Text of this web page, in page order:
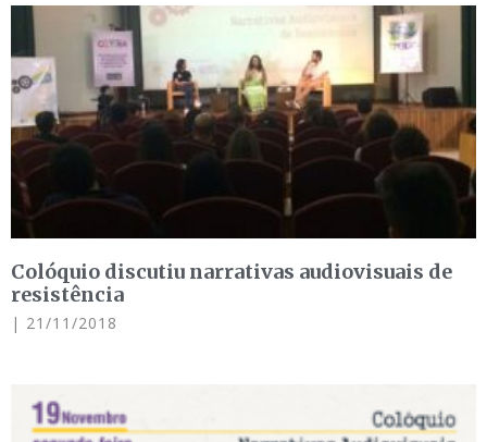
Colóquio discutiu narrativas audiovisuais de
resistência
21/11/2018